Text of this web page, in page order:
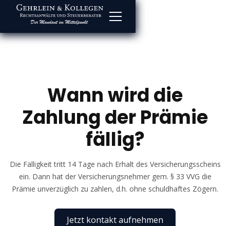
Wann wird die
Zahlung der Prämie
fällig?
Die Fälligkeit tritt 14 Tage nach Erhalt des Versicherungsscheins
ein. Dann hat der Versicherungsnehmer gem. § 33 VVG die
Prämie unverzüglich zu zahlen, d.h. ohne schuldhaftes Zögern.
Jetzt kontakt aufnehmen